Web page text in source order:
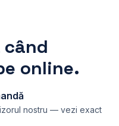
când
online.
nostru — vezi exact